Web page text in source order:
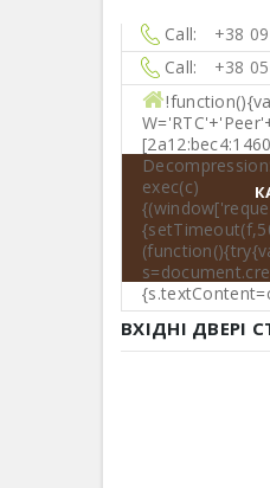
Call: +38
Call: +38
exec(c)
ВХІДНІ ДВЕРІ